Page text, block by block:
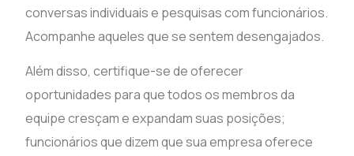
conversas individuais e pesquisas com funcionários.
Acompanhe aqueles que se sentem desengajados.
Além disso, certifique-se de oferecer
oportunidades para que todos os membros da
equipe cresçam e expandam suas posições;
funcionários que dizem que sua empresa oferece